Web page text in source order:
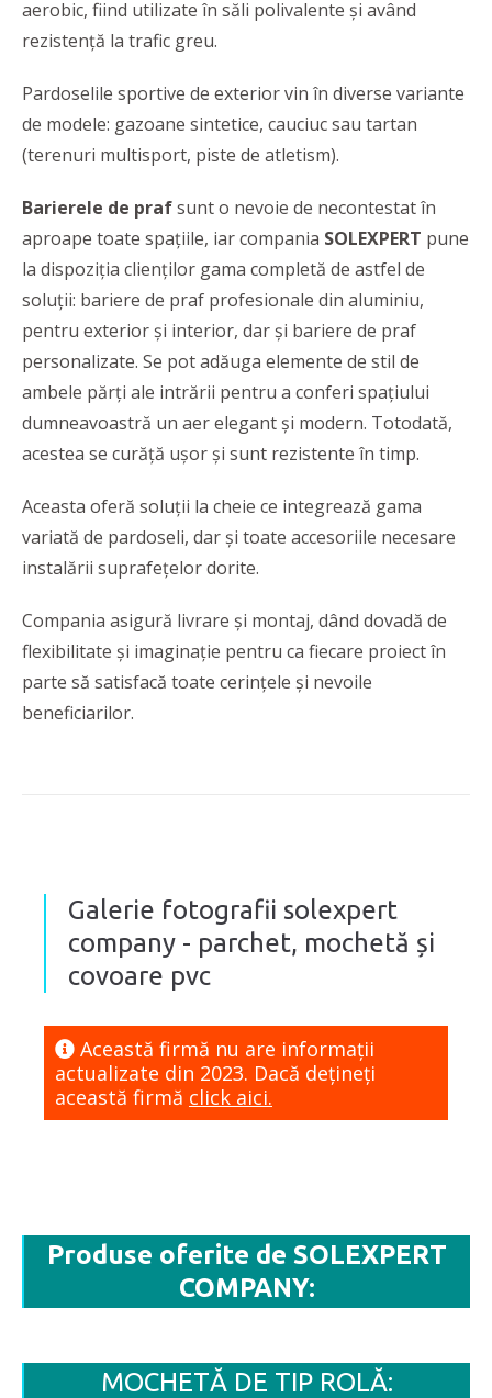
aerobic, fiind utilizate în săli polivalente și având
rezistență la trafic greu.
Pardoselile sportive de exterior vin în diverse variante
de modele: gazoane sintetice, cauciuc sau tartan
(terenuri multisport, piste de atletism).
Barierele de prafsunt o nevoie de necontestat în
aproape toate spațiile, iar compania SOLEXPERT pune
la dispoziția clienților gama completă de astfel de
soluții: bariere de praf profesionale din aluminiu,
pentru exterior și interior, dar și bariere de praf
personalizate. Se pot adăuga elemente de stil de
ambele părți ale intrării pentru a conferi spațiului
dumneavoastră un aer elegant și modern. Totodată,
acestea se curăță ușor și sunt rezistente în timp.
Aceasta oferă soluții la cheie ce integrează gama
variată de pardoseli, dar și toate accesoriile necesare
instalării suprafețelor dorite.
Compania asigură livrare și montaj, dând dovadă de
flexibilitate și imaginație pentru ca fiecare proiect în
parte să satisfacă toate cerințele și nevoile
beneficiarilor.
Galerie fotografii solexpert
company - parchet, mochetă și
covoare pvc
Această firmă nu are informaţii
actualizate din 2023. Dacă dețineți
această firmă click aici.
Produse oferite de SOLEXPERT
COMPANY:
MOCHETĂ DE TIP ROLĂ: